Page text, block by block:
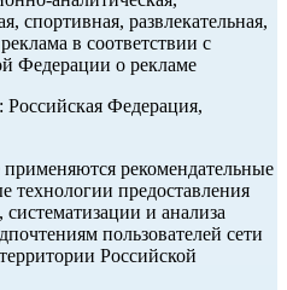
спортивная, развлекательная,
в соответствии с
Федерации о рекламе
Российская Федерация,
рекомендательные
предоставления
и анализа
пользователей сети
Российской